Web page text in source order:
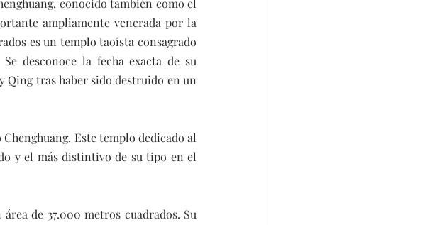
conocido también como el
ampliamente venerada por la
es un templo taoísta consagrado
desconoce la fecha exacta de su
tras haber sido destruido en un
Este templo dedicado al
y el más distintivo de su tipo en el
de 37.000 metros cuadrados. Su